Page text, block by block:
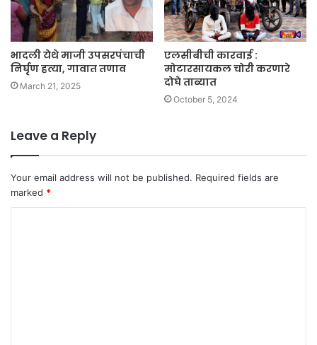
भादली येथे माजी उपसरपंचाची
निर्घृण हत्या, गावात तणाव
March 21, 2025
एलसीबीची कारवाई :
मोटारसायकल चोरी करणारे
दोघे ताब्यात
October 5, 2024
Leave a Reply
Your email address will not be published. Required fields are
marked *